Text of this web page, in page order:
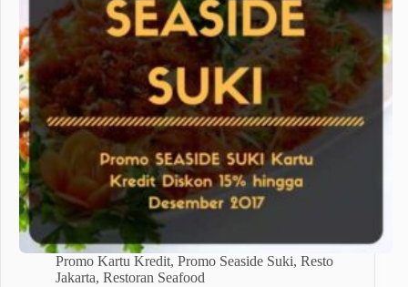
Promo Kartu Kredit, Promo Seaside Suki, Resto
Jakarta, Restoran Seafood